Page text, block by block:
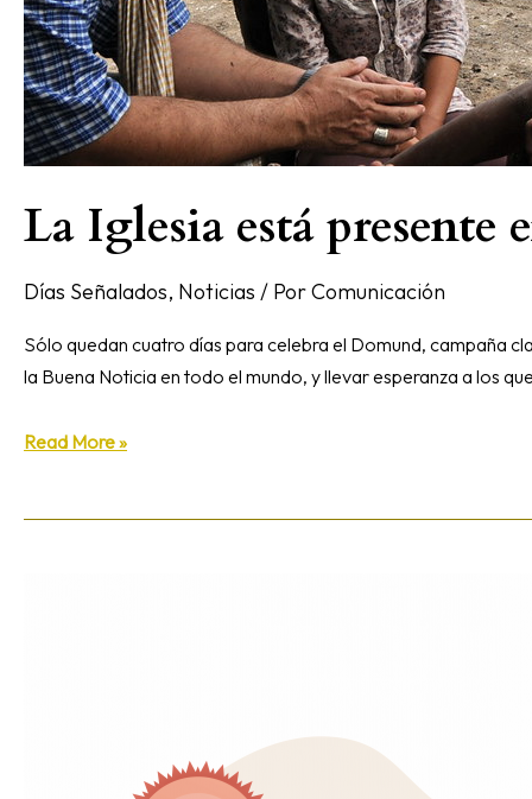
La Iglesia está
Días Señalados, Noticias / PorComunicación
Sólo quedan cuatro días para celebra el Domund, campaña
la Buena Noticia en todo el mundo, y llevar esperanza a los
Read More »